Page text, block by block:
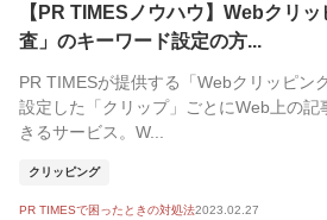
【PR TIMESノウハウ】Webクリ
査」のキーワード設定の方...
PR TIMESが提供する「Webクリッピン
設定した「クリップ」ごとにWeb上の記
きるサービス。W...
クリッピング
PR TIMESで困ったときの対処法2023.02.27